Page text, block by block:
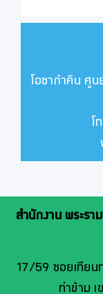
โอซาก้าคิน ศูน
โ
สำนักงาน พระร
17/59 ซอยเทียน
ท่าข้าม